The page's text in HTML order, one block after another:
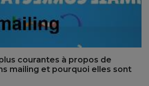
courantes à propos de
mailing et pourquoi elles sont